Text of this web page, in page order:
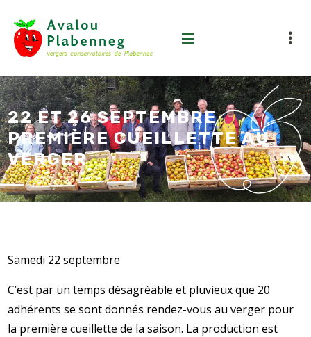
22 ET 26 SEPTEMBRE
PREMIÈRE CUEILLETTE AU
VERGER
Samedi 22 septembre
C’est par un temps désagréable et pluvieux que 20
adhérents se sont donnés rendez-vous au verger pour
la première cueillette de la saison. La production est